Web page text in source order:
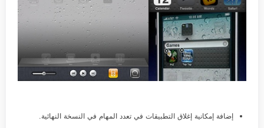
إضافة إمكانية إغلاق التطبيقات في تعدد المهام في النسخة النهائية.